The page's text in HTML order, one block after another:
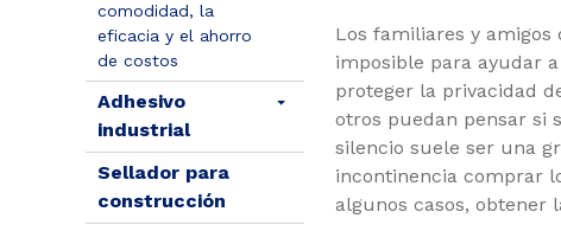
comodidad, la
eficacia y el ahorro
de costos
Adhesivo
industrial
Sellador para
construcción
Los familiares y
imposible para ayudar
proteger la privacidad
otros puedan pensar si
silencio suele ser una
incontinencia comprar
algunos casos, obtener